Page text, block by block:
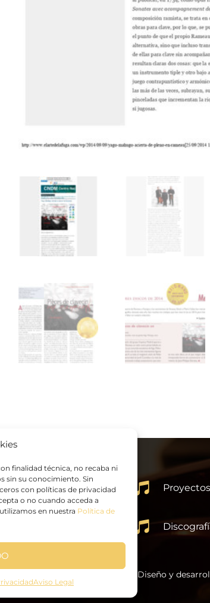
finalidad técnica, no recaba ni
sin su conocimiento. Sin
con políticas de privacidad
o no cuando acceda a
en nuestra Política de
Aviso Legal


Diseño y